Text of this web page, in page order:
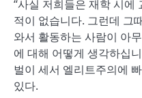
“사실 저희들은 재학 시에
적이 없습니다. 그런데 그
와서 활동하는 사람이 아
에 대해 어떻게 생각하십
벌이 세서 엘리트주의에
있다.